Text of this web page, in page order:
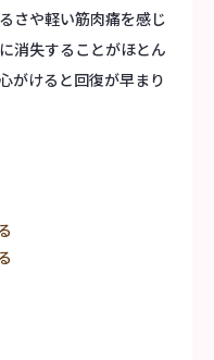
さや軽い筋肉痛を感じ
消失することがほとん
がけると回復が早まり